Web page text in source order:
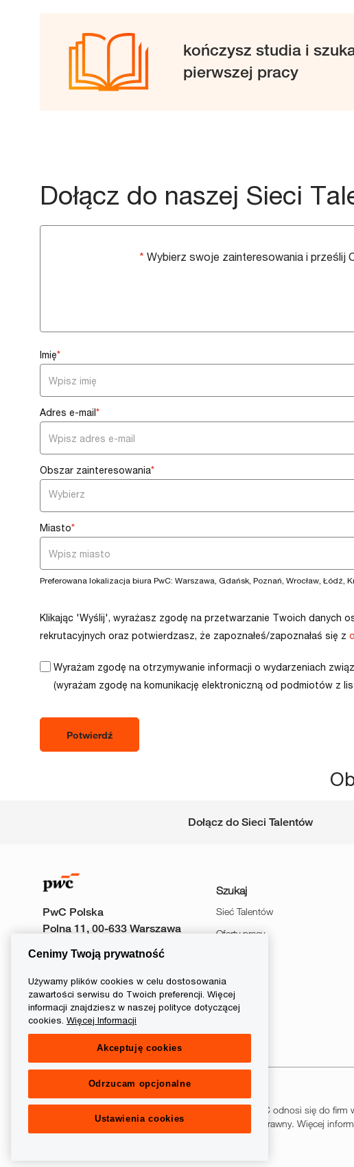
kończysz studia i
pierwszej pracy
Dołącz do naszej Sieci
* Wybierz swoje zainteresowania i prześlij
Imię*
Adres e-mail*
Obszar zainteresowania*
You
can
enter
multiple
values
Miasto*
Preferowana lokalizacja biura PwC: Warszawa, Gdańsk, Poznań, Wrocław, Łódź,
Klikając 'Wyślij', wyrażasz zgodę na przetwarzanie Twoich danych
rekrutacyjnych oraz potwierdzasz, że zapoznałeś/zapoznałaś się z
Wyrażam zgodę na otrzymywanie informacji o wydarzeniach
(wyrażam zgodę na komunikację elektroniczną od podmiotów z
Potwierdź
Dołącz do Sieci Talentów
PwC Polska
Polna 11, 00-633 Warszawa
Szukaj
Sieć Talentów
Oferty pracy
follow
us
© 2026 PwC. Wszelkie prawa zastrzeżone. Nazwa PwC odnosi się do firm
sieci PwC, z których każda stanowi odrębny podmiot prawny. Więcej
www.pwc.com/structure.
Cenimy Twoją prywatność
Używamy plików cookies w celu dostosowania
zawartości serwisu do Twoich preferencji. Więcej
informacji znajdziesz w naszej polityce dotyczącej
cookies. Więcej Informacji
Akceptuję cookies
Odrzucam opcjonalne
Ustawienia cookies